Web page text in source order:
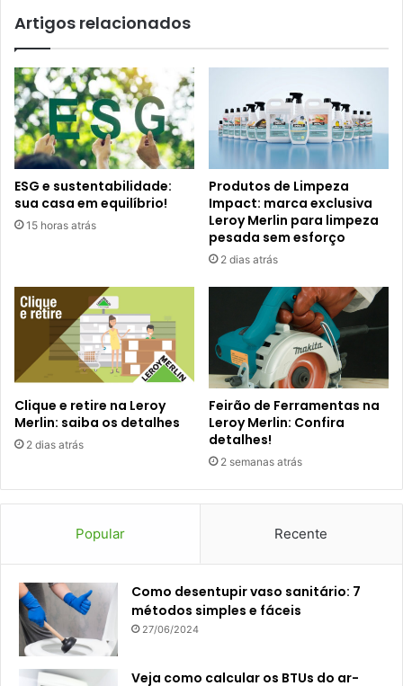
Artigos relacionados
ESG e sustentabilidade:
sua casa em equilíbrio!
15 horas atrás
Produtos de Limpeza
Impact: marca exclusiva
Leroy Merlin para limpeza
pesada sem esforço
2 dias atrás
Clique e retire na Leroy
Merlin: saiba os detalhes
2 dias atrás
Feirão de Ferramentas na
Leroy Merlin: Confira
detalhes!
2 semanas atrás
Popular Recente
Como desentupir vaso sanitário: 7
métodos simples e fáceis
27/06/2024
Veja como calcular os BTUs do ar-